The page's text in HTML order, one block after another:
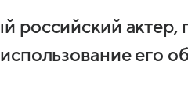
российский актер,
его